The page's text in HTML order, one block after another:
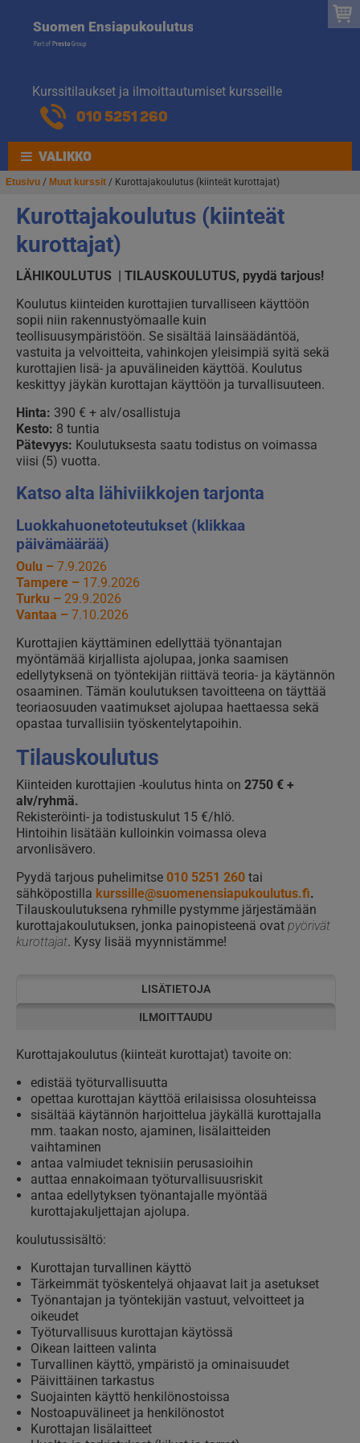
navigointiin
sisältöön
Suomen EnsiapukoulutusSuomen
Kurssitilaukset ja ilmoittautumiset kursseille
010 5251 260
VALIKKO
Etusivu / Muut kurssit / Kurottajakoulutus (kiinteät kurottajat)
Kurottajakoulutus (kiinteät
kurottajat)
LÄHIKOULUTUS | TILAUSKOULUTUS, pyydä tarjous!
Koulutus kiinteiden kurottajien turvalliseen käyttöön
sopii niin rakennustyömaalle kuin
teollisuusympäristöön. Se sisältää lainsäädäntöä,
vastuita ja velvoitteita, vahinkojen yleisimpiä syitä sekä
kurottajien lisä- ja apuvälineiden käyttöä. Koulutus
keskittyy jäykän kurottajan käyttöön ja turvallisuuteen.
Hinta: 390 € + alv/osallistuja
Kesto: 8 tuntia
Pätevyys: Koulutuksesta saatu todistus on voimassa
viisi (5) vuotta.
Katso alta lähiviikkojen tarjonta
Luokkahuonetoteutukset (klikkaa
päivämäärää)
Oulu – 7.9.2026
Tampere – 17.9.2026
Turku – 29.9.2026
Vantaa – 7.10.2026
Kurottajien käyttäminen edellyttää työnantajan
myöntämää kirjallista ajolupaa, jonka saamisen
edellytyksenä on työntekijän riittävä teoria- ja käytännön
osaaminen. Tämän koulutuksen tavoitteena on täyttää
teoriaosuuden vaatimukset ajolupaa haettaessa sekä
opastaa turvallisiin työskentelytapoihin.
Tilauskoulutus
Kiinteiden kurottajien -koulutus hinta on 2750 € +
alv/ryhmä.
Rekisteröinti- ja todistuskulut 15 €/hlö.
Hintoihin lisätään kulloinkin voimassa oleva
arvonlisävero.
Pyydä tarjous puhelimitse 010 5251 260 tai
sähköpostilla kurssille@suomenensiapukoulutus.fi.
Tilauskoulutuksena ryhmille pystymme järjestämään
kurottajakoulutuksen, jonka painopisteenä ovat pyörivät
kurottajat. Kysy lisää myynnistämme!
LISÄTIETOJA
ILMOITTAUDU
Kurottajakoulutus (kiinteät kurottajat) tavoite on:
edistää työturvallisuutta
opettaa kurottajan käyttöä erilaisissa olosuhteissa
sisältää käytännön harjoittelua jäykällä kurottajalla
mm. taakan nosto, ajaminen, lisälaitteiden
vaihtaminen
antaa valmiudet teknisiin perusasioihin
auttaa ennakoimaan työturvallisuusriskit
antaa edellytyksen työnantajalle myöntää
kurottajakuljettajan ajolupa.
koulutussisältö:
Kurottajan turvallinen käyttö
Tärkeimmät työskentelyä ohjaavat lait ja asetukset
Työnantajan ja työntekijän vastuut, velvoitteet ja
oikeudet
Työturvallisuus kurottajan käytössä
Oikean laitteen valinta
Turvallinen käyttö, ympäristö ja ominaisuudet
Päivittäinen tarkastus​
Suojainten käyttö henkilönostoissa​
Nostoapuvälineet ja henkilönostot
Kurottajan lisälaitteet